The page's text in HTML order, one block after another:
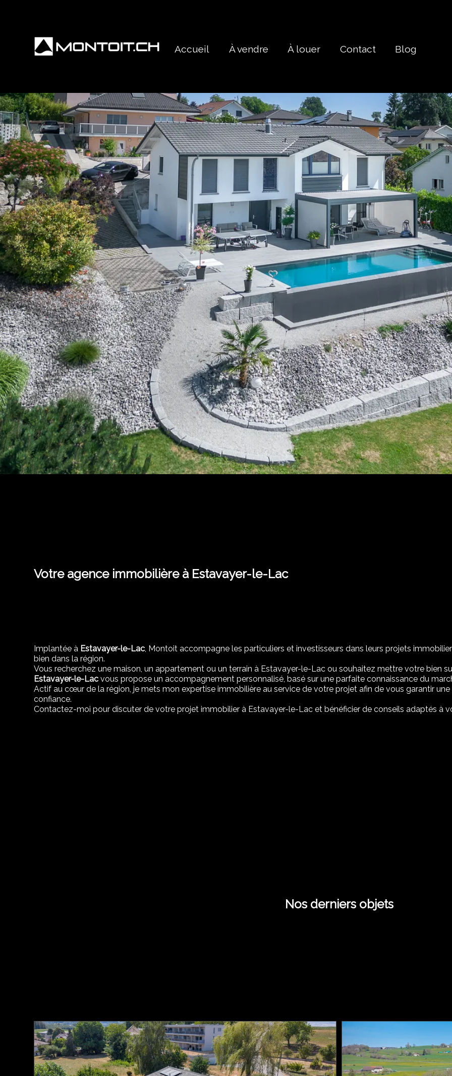
Accueil À vendre À louer Contact Blog
Votre agence immobilière à Estavayer-le-Lac
Implantée à Estavayer-le-Lac , Montoit accompagne les particuliers et investisseurs dans leurs projets
bien dans la région.
Vous recherchez une maison, un appartement ou un terrain à Estavayer-le-Lac ou souhaitez mettre votre bien
Estavayer-le-Lac vous propose un accompagnement personnalisé, basé sur une parfaite connaissance du
Actif au cœur de la région, je mets mon expertise immobilière au service de votre projet afin de vous garantir
confiance.
Contactez-moi pour discuter de votre projet immobilier à Estavayer-le-Lac et bénéficier de conseils adaptés à
Nos derniers objets